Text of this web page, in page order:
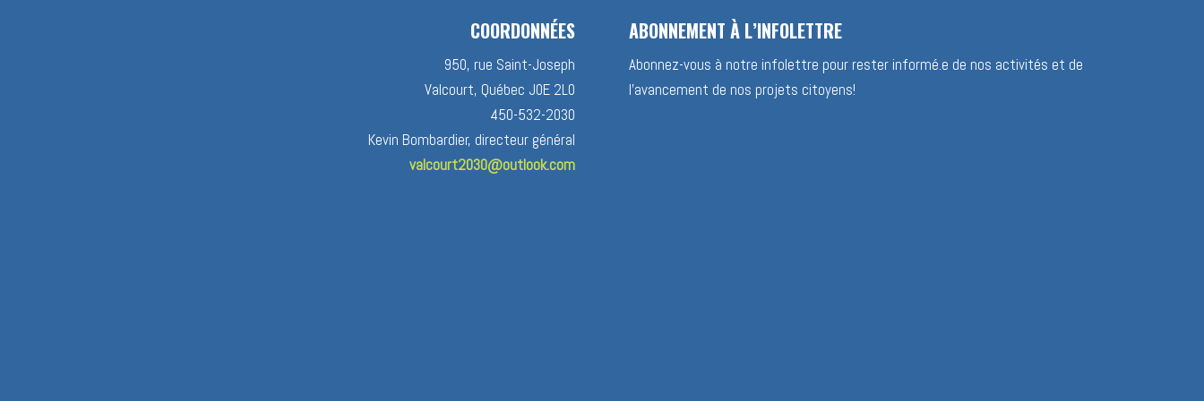
COORDONNÉES
950, rue Saint-Joseph
Valcourt, Québec J0E 2L0
450-532-2030
Kevin Bombardier, directeur général
valcourt2030@outlook.com
ABONNEMENT À L’INFOLETTRE
Abonnez-vous à notre infolettre pour rester informé.e de nos activités et de
l’avancement de nos projets citoyens!